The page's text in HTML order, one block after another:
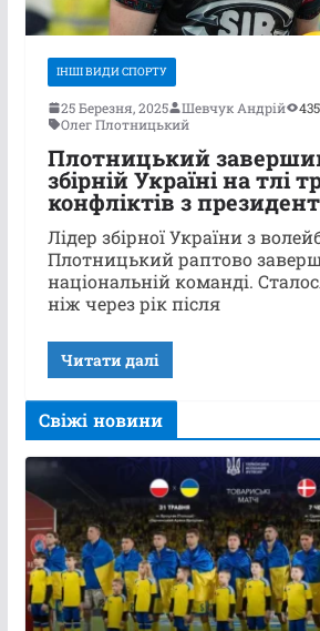
ІНШІ ВИДИ СПОРТУ
25 Березня, 2025 Шевчук Андрій
Олег Плотницький
Плотницький
збірній Україні на тлі
конфліктів з
Лідер збірної України з
Плотницький раптово
національній команді.
ніж через рік після
Читати далі
Свіжі новини